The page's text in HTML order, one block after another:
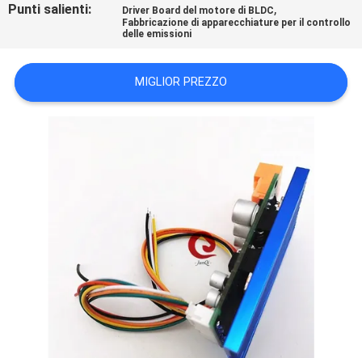
MAPPA
SITO
Punti salienti: Driver Board del motore di BLDC,
Fabbricazione di apparecchiature per il controllo
delle emissioni
MIGLIOR PREZZO